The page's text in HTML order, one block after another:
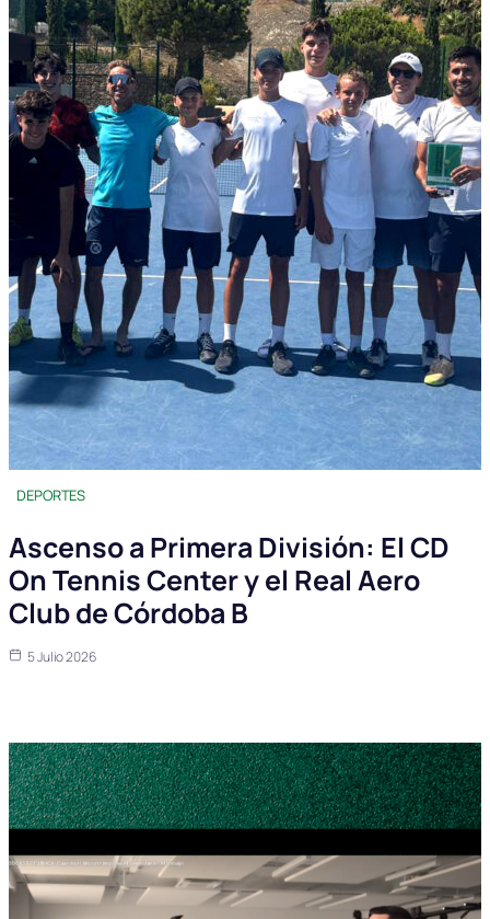
DEPORTES
Ascenso a Primera División: El CD
On Tennis Center y el Real Aero
Club de Córdoba B
5 Julio 2026